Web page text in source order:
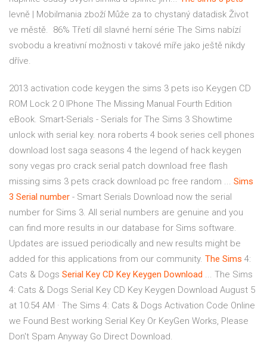
levně | Mobilmania zboží Může za to chystaný datadisk Život
ve městě. 86% Třetí díl slavné herní série The Sims nabízí
svobodu a kreativní možnosti v takové míře jako ještě nikdy
dříve.
2013 activation code keygen the sims 3 pets iso Keygen CD
ROM Lock 2 0 IPhone The Missing Manual Fourth Edition
eBook. Smart-Serials - Serials for The Sims 3 Showtime
unlock with serial key. nora roberts 4 book series cell phones
download lost saga seasons 4 the legend of hack keygen
sony vegas pro crack serial patch download free flash
missing sims 3 pets crack download pc free random ... Sims
3 Serial number - Smart Serials Download now the serial
number for Sims 3. All serial numbers are genuine and you
can find more results in our database for Sims software.
Updates are issued periodically and new results might be
added for this applications from our community. The Sims 4:
Cats & Dogs Serial Key CD Key Keygen Download ... The Sims
4: Cats & Dogs Serial Key CD Key Keygen Download August 5
at 10:54 AM · The Sims 4: Cats & Dogs Activation Code Online
we Found Best working Serial Key Or KeyGen Works, Please
Don't Spam Anyway Go Direct Download.